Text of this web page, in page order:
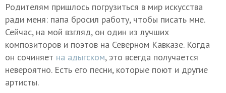
Родителям пришлось погрузиться в мир искусства
ради меня: папа бросил работу, чтобы писать мне.
Сейчас, на мой взгляд, он один из лучших
композиторов и поэтов на Северном Кавказе. Когда
он сочиняет на адыгском, это всегда получается
невероятно. Есть его песни, которые поют и другие
артисты.